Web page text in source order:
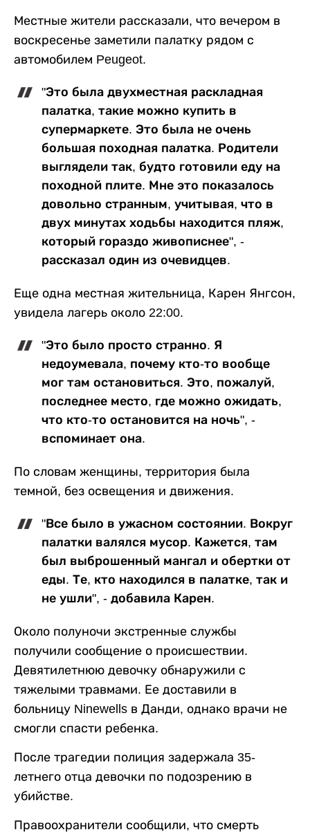
Местные жители рассказали, что вечером в
воскресенье заметили палатку рядом с
автомобилем Peugeot.
"Это была двухместная раскладная
палатка, такие можно купить в
супермаркете. Это была не очень
большая походная палатка. Родители
выглядели так, будто готовили еду на
походной плите. Мне это показалось
довольно странным, учитывая, что в
двух минутах ходьбы находится пляж,
который гораздо живописнее", -
рассказал один из очевидцев.
Еще одна местная жительница, Карен Янгсон,
увидела лагерь около 22:00.
"Это было просто странно. Я
недоумевала, почему кто-то вообще
мог там остановиться. Это, пожалуй,
последнее место, где можно ожидать,
что кто-то остановится на ночь", -
вспоминает она.
По словам женщины, территория была
темной, без освещения и движения.
"Все было в ужасном состоянии. Вокруг
палатки валялся мусор. Кажется, там
был выброшенный мангал и обертки от
еды. Те, кто находился в палатке, так и
не ушли", - добавила Карен.
Около полуночи экстренные службы
получили сообщение о происшествии.
Девятилетнюю девочку обнаружили с
тяжелыми травмами. Ее доставили в
больницу Ninewells в Данди, однако врачи не
смогли спасти ребенка.
После трагедии полиция задержала 35-
летнего отца девочки по подозрению в
убийстве.
Правоохранители сообщили, что смерть